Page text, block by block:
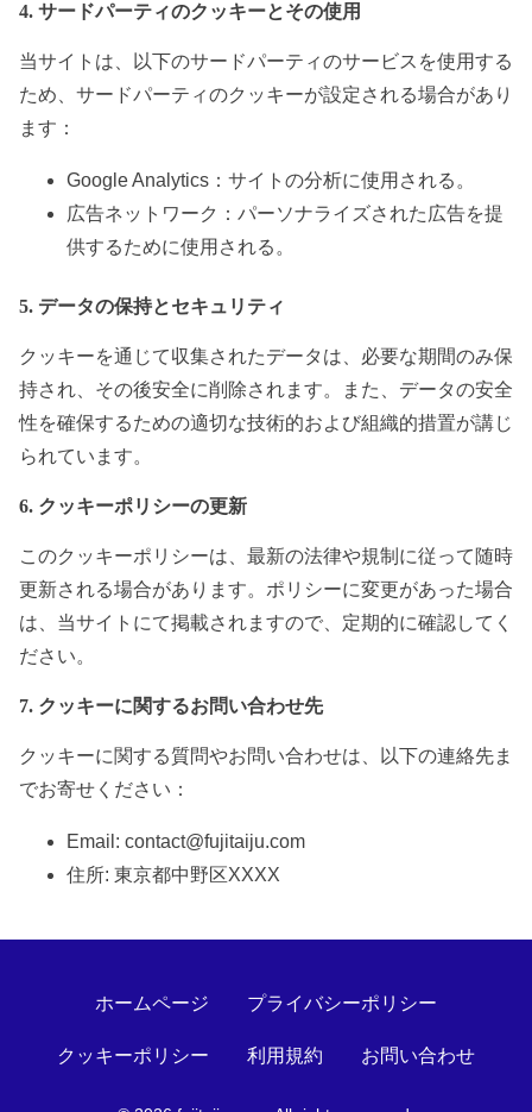
4. サードパーティのクッキーとその使用
当サイトは、以下のサードパーティのサービスを使用する
ため、サードパーティのクッキーが設定される場合があり
ます：
Google Analytics：サイトの分析に使用される。
広告ネットワーク：パーソナライズされた広告を提
供するために使用される。
5. データの保持とセキュリティ
クッキーを通じて収集されたデータは、必要な期間のみ保
持され、その後安全に削除されます。また、データの安全
性を確保するための適切な技術的および組織的措置が講じ
られています。
6. クッキーポリシーの更新
このクッキーポリシーは、最新の法律や規制に従って随時
更新される場合があります。ポリシーに変更があった場合
は、当サイトにて掲載されますので、定期的に確認してく
ださい。
7. クッキーに関するお問い合わせ先
クッキーに関する質問やお問い合わせは、以下の連絡先ま
でお寄せください：
Email: contact@fujitaiju.com
住所: 東京都中野区XXXX
ホームページ プライバシーポリシー
クッキーポリシー 利用規約 お問い合わせ